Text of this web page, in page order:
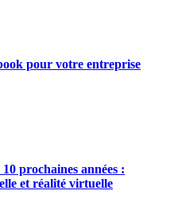
pour votre entreprise
prochaines années :
et réalité virtuelle